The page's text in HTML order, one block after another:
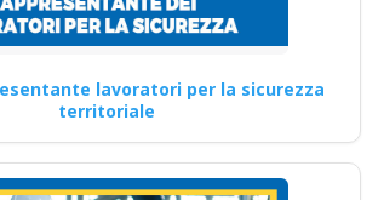
lavoratori per la sicurezza
territoriale